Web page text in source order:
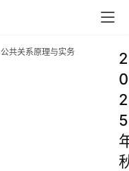
公共关系原理与实务
2
0
2
5